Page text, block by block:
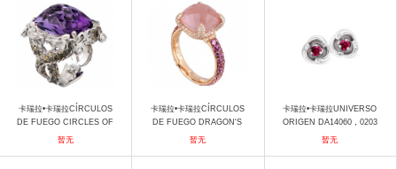
卡瑞拉•卡瑞拉CÍRCULOS
DE FUEGO CIRCLES OF
FIRE DA14659, 021018
暂无
卡瑞拉•卡瑞拉CÍRCULOS
DE FUEGO DRAGON'S
TREASURE DA14704, 13
暂无
卡瑞拉•卡瑞拉UNIVERSO
ORIGEN DA14060，0203
03 耳饰
暂无